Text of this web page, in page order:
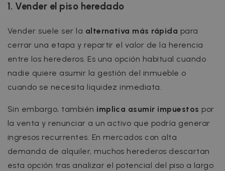
1. Vender el piso heredado
Vender suele ser la alternativa más rápida para
cerrar una etapa y repartir el valor de la herencia
entre los herederos. Es una opción habitual cuando
nadie quiere asumir la gestión del inmueble o
cuando se necesita liquidez inmediata.
Sin embargo, también implica asumir impuestos por
la venta y renunciar a un activo que podría generar
ingresos recurrentes. En mercados con alta
demanda de alquiler, muchos herederos descartan
esta opción tras analizar el potencial del piso a largo